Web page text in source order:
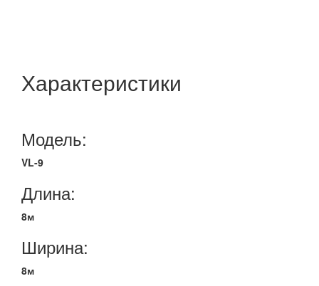
Характеристики
Модель:
VL-9
Длина:
8м
Ширина:
8м